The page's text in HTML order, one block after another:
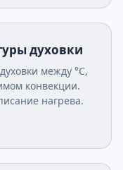
духовки
между °C,
конвекции.
нагрева.